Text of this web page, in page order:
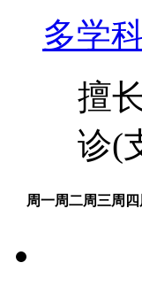
多学
擅
诊(
周一周二周三周四